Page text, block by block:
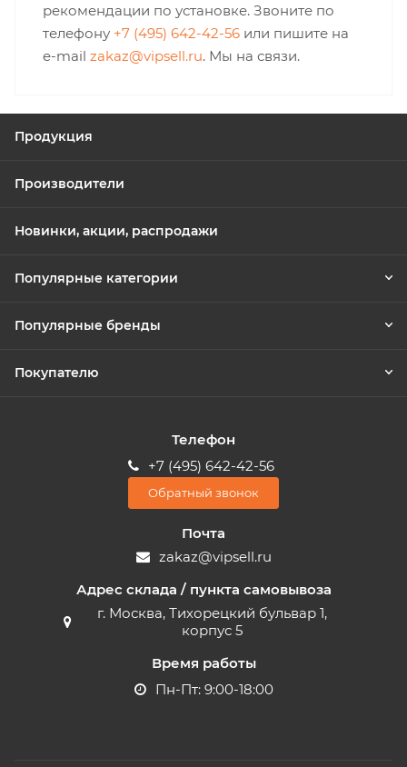
рекомендации по установке. Звоните по
телефону +7 (495) 642-42-56 или пишите на
e-mail zakaz@vipsell.ru. Мы на связи.
Продукция
Производители
Новинки, акции, распродажи
Популярные категории
Популярные бренды
Покупателю
Телефон
+7 (495) 642-42-56
Обратный звонок
Почта
zakaz@vipsell.ru
Адрес склада / пункта самовывоза
г. Москва, Тихорецкий бульвар 1,
корпус 5
Время работы
Пн-Пт: 9:00-18:00